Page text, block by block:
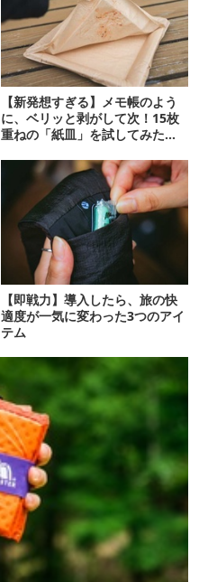
【新発想すぎる】メモ帳のよう
に、ベリッと剥がして次！15枚
重ねの「紙皿」を試してみた
【即戦力】導入したら、旅の快
適度が一気に変わった3つのアイ
テム